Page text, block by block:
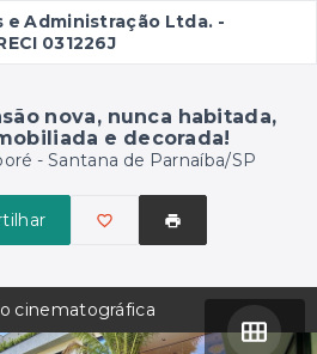
e Administração Ltda. -
031226J
nova, nunca habitada,
e decorada!
- Santana de Parnaíba/SP
cinematográfica